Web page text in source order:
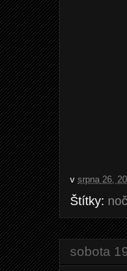
v srpna 26,
Štítky:
sobota